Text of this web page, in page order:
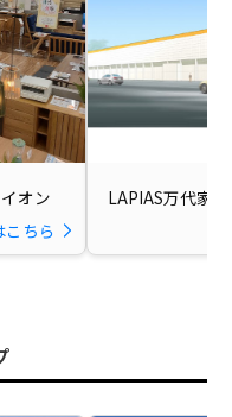
オン
こちら
LAPIAS万代家